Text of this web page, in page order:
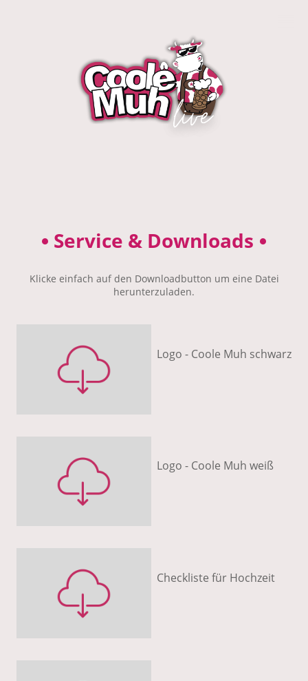
• Service & Downloads •
Klicke einfach auf den Downloadbutton um eine Datei
herunterzuladen.
Logo - Coole Muh schwarz
Logo - Coole Muh weiß
Checkliste für Hochzeit